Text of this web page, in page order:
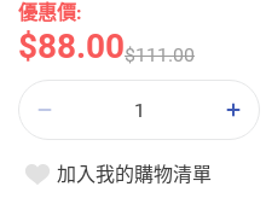
優惠價:
$88.00$111.00
加入我的購物清單